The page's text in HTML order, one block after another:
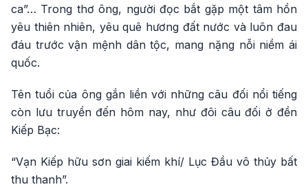
ca”… Trong thơ ông, người đọc bắt gặp một tâm hồn
yêu thiên nhiên, yêu quê hương đất nước và luôn đau
đáu trước vận mệnh dân tộc, mang nặng nỗi niềm ái
quốc.
Tên tuổi của ông gắn liền với những câu đối nổi tiếng
còn lưu truyền đến hôm nay, như đôi câu đối ở đền
Kiếp Bạc:
“Vạn Kiếp hữu sơn giai kiếm khí/ Lục Đầu vô thủy bất
thu thanh”.